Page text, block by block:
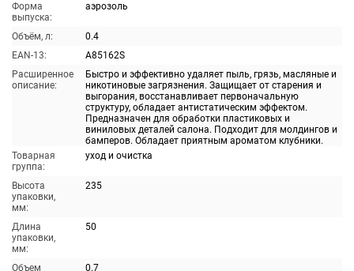
Форма
выпуска:
аэрозоль
Объём, л:
0.4
EAN-13:
A85162S
Расширенное
описание:
Быстро и эффективно удаляет пыль, грязь, масляные и
никотиновые загрязнения. Защищает от старения и
выгорания, восстанавливает первоначальную
структуру, обладает антистатическим эффектом.
Предназначен для обработки пластиковых и
виниловых деталей салона. Подходит для молдингов и
бамперов. Обладает приятным ароматом клубники.
Товарная
группа:
уход и очистка
Высота
упаковки,
мм:
235
Длина
упаковки,
мм:
50
Объем
0.7